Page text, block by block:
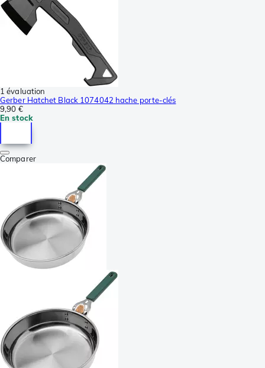
1 évaluation
Gerber Hatchet Black 1074042 hache porte-clés
9,90 €
En stock
Comparer